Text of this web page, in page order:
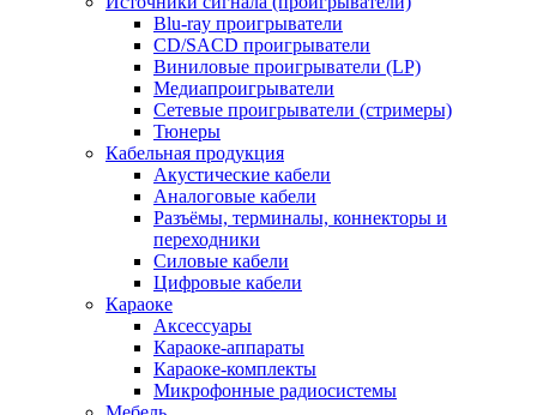
Blu-ray проигрыватели
CD/SACD проигрыватели
Виниловые проигрыватели (LP)
Медиапроигрыватели
Сетевые проигрыватели (стримеры)
Тюнеры
Кабельная продукция
Акустические кабели
Аналоговые кабели
Разъёмы, терминалы, коннекторы и
переходники
Силовые кабели
Цифровые кабели
Караоке
Аксессуары
Караоке-аппараты
Караоке-комплекты
Микрофонные радиосистемы